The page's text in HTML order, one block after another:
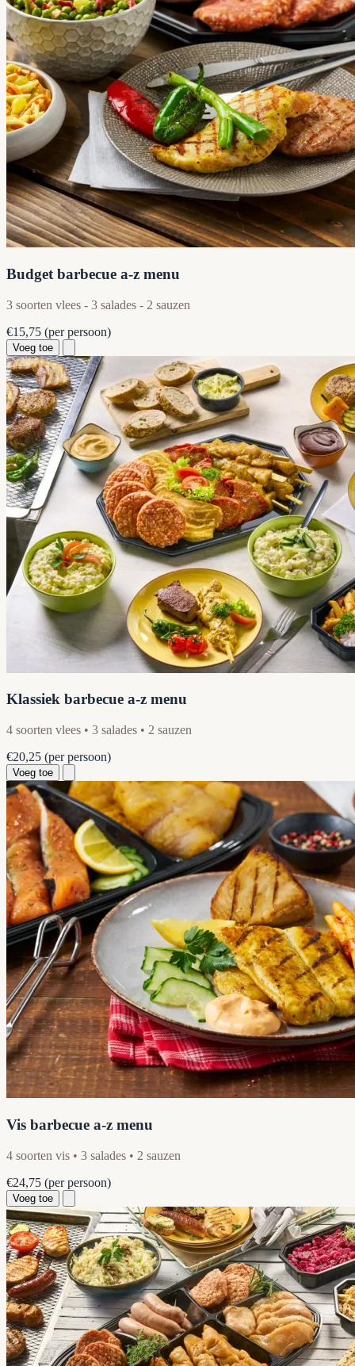
Budget barbecue a-z menu
3 soorten vlees - 3 salades - 2 sauzen
€15,75 (per persoon)
Voeg toe
Klassiek barbecue a-z menu
4 soorten vlees • 3 salades • 2 sauzen
€20,25 (per persoon)
Voeg toe
Vis barbecue a-z menu
4 soorten vis • 3 salades • 2 sauzen
€24,75 (per persoon)
Voeg toe